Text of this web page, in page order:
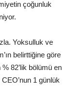
çoğunluk
Yoksulluk ve
belirttiğine göre
% 82’lik bölümü en
1 günlük